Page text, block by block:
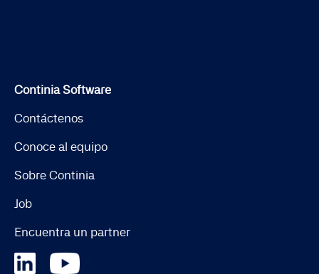
Continia Software
Contáctenos
Conoce al equipo
Sobre Continia
Job
Encuentra un partner